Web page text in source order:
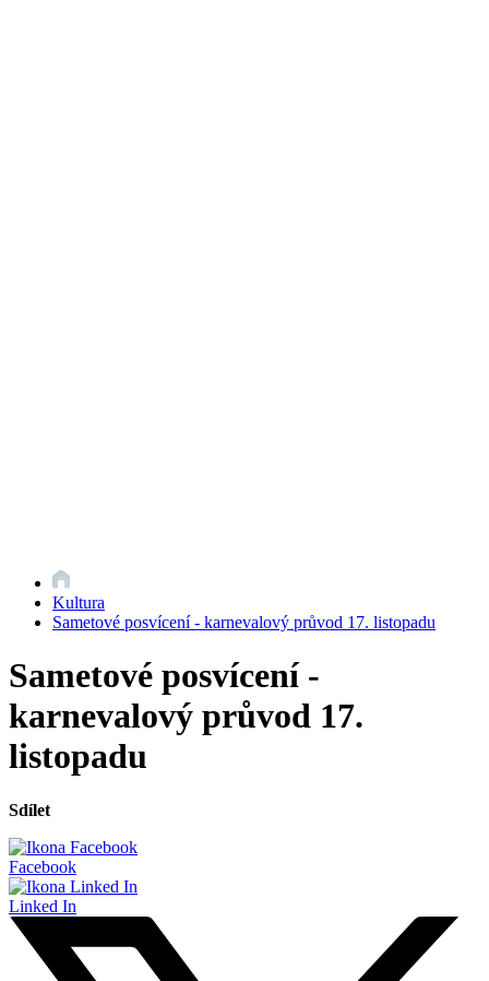
Kultura
Sametové posvícení - karnevalový průvod 17. listopadu
Sametové posvícení -
karnevalový průvod 17.
listopadu
Sdílet
Facebook
Linked In